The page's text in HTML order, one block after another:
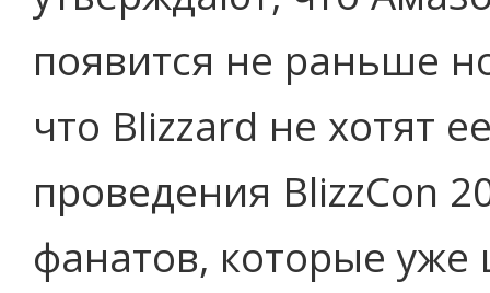
появится не раньше
что Blizzard не хотят
проведения BlizzCon
фанатов, которые